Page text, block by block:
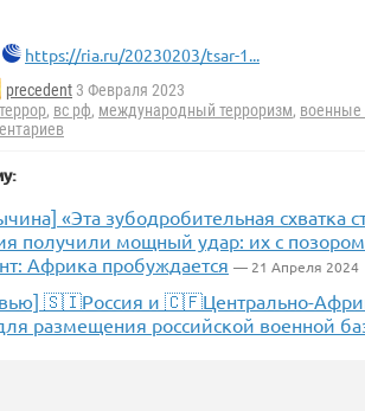
https://ria.ru/20230203/tsar-1...
precedent 3 Февраля 2023
, вс рф, международный терроризм, военные
«Эта зубодробительная схватка
получили мощный удар: их с
Африка пробуждается — 21 Апреля 2024
🇸🇮Россия и 🇨🇫Центрально-
размещения российской военной